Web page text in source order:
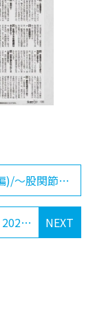
【股関節の健康講座(リハビリ編)/～股関節リハビリが導く新たな可能性～ 2025-10-11】
NEXT
【股関節治療の最先端/健康相談会開催 2025-12-13】